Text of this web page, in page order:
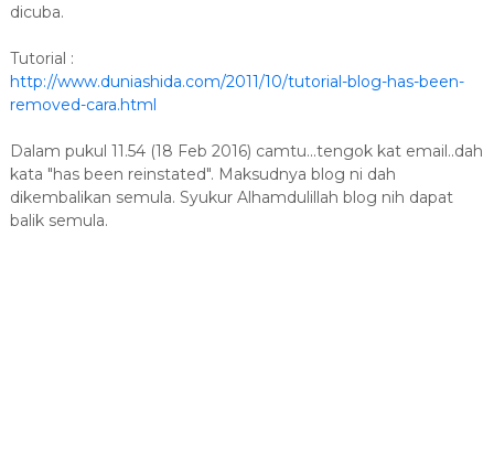
dicuba.
Tutorial :
http://www.duniashida.com/2011/10/tutorial-blog-has-been-
removed-cara.html
Dalam pukul 11.54 (18 Feb 2016) camtu...tengok kat email..dah
kata "has been reinstated". Maksudnya blog ni dah
dikembalikan semula. Syukur Alhamdulillah blog nih dapat
balik semula.